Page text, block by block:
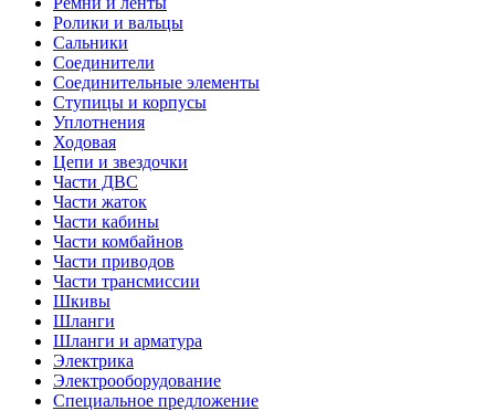
Ролики и вальцы
Сальники
Соединители
Соединительные элементы
Ступицы и корпусы
Уплотнения
Ходовая
Цепи и звездочки
Части ДВС
Части жаток
Части кабины
Части комбайнов
Части приводов
Части трансмиссии
Шкивы
Шланги
Шланги и арматура
Электрика
Электрооборудование
Специальное предложение